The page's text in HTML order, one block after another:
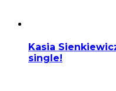
Kasia
single!